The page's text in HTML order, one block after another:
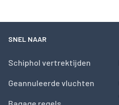
SNEL NAAR
Schiphol vertrektijden
Geannuleerde vluchten